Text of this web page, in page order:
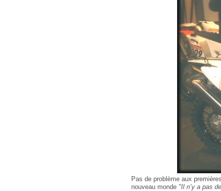
Pas de problème aux
nouveau monde "Il n’y a pas